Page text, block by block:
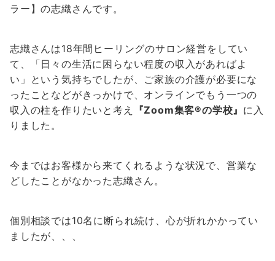
ラー】の志織さんです。
志織さんは18年間ヒーリングのサロン経営をしてい
て、「日々の生活に困らない程度の収入があればよ
い」という気持ちでしたが、ご家族の介護が必要にな
ったことなどがきっかけで、オンラインでもう一つの
収入の柱を作りたいと考え
『Zoom集客®の学校』 に入
りました。
今まではお客様から来てくれるような状況で、営業な
どしたことがなかった志織さん。
個別相談では10名に断られ続け、心が折れかかってい
ましたが、、、